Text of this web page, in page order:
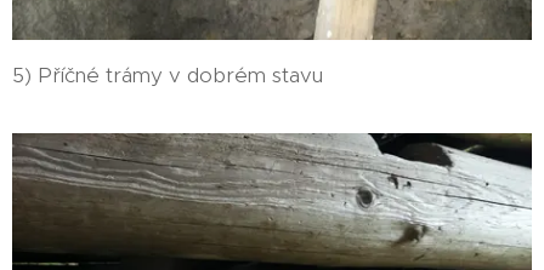
5) Příčné trámy v dobrém stavu